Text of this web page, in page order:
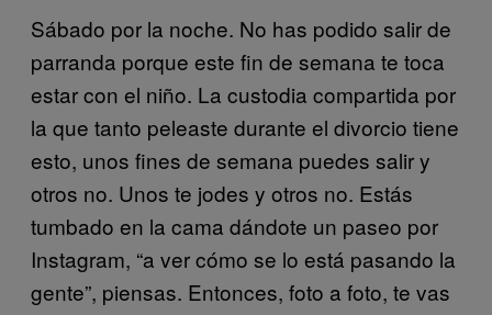
Sábado por la noche. No has podido salir de
parranda porque este fin de semana te toca
estar con el niño. La custodia compartida por
la que tanto peleaste durante el divorcio tiene
esto, unos fines de semana puedes salir y
otros no. Unos te jodes y otros no. Estás
tumbado en la cama dándote un paseo por
Instagram, “a ver cómo se lo está pasando la
gente”, piensas. Entonces, foto a foto, te vas